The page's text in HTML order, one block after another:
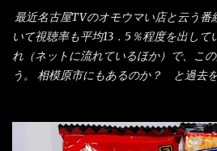
ずに汁も薄らむこともなく・・最後の
しました。 腹イッパイだけど、得サイ
たし満足達成度100％ 苦しいと云う事
は入りそうだね。 と云う事で、今回＜
試したら、確...
讃岐饂飩チェーン店と関係があるのか
ケージからすれば、間違いなく贈答用
用箱詰め饂飩・・・またもやメガドン
この様な状態です。 乾麺の束が6束／
1280円と云った感じです。 で私は幾ら
たかって？ それは非常に言いづらい・
最近名古屋TVのオモウマい店と云う番
いて視聴率も平均13．5％程度を出し
れ（ネットに流れているほか）で、こ
う。 相模原市にもあるのか？ と過去
当している。 まずはこれを見て欲しい